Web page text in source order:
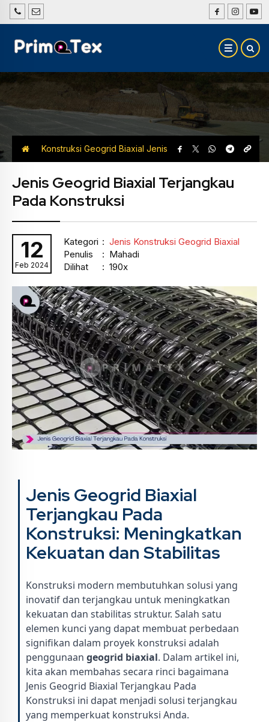
Konstruksi Geogrid Biaxial Jenis
Konstruksi Geogrid Biaxial
Jenis Geogrid Biaxial Terjangkau
Pada Konstruksi
12
Feb 2024
Kategori : Jenis Konstruksi Geogrid Biaxial
Penulis
: Mahadi
Dilihat
: 190x
Jenis Geogrid Biaxial
Terjangkau Pada
Konstruksi: Meningkatkan
Kekuatan dan Stabilitas
Konstruksi modern membutuhkan solusi yang
inovatif dan terjangkau untuk meningkatkan
kekuatan dan stabilitas struktur. Salah satu
elemen kunci yang dapat membuat perbedaan
signifikan dalam proyek konstruksi adalah
penggunaan geogrid biaxial. Dalam artikel ini,
kita akan membahas secara rinci bagaimana
Jenis Geogrid Biaxial Terjangkau Pada
Konstruksi ini dapat menjadi solusi terjangkau
yang memperkuat konstruksi Anda.